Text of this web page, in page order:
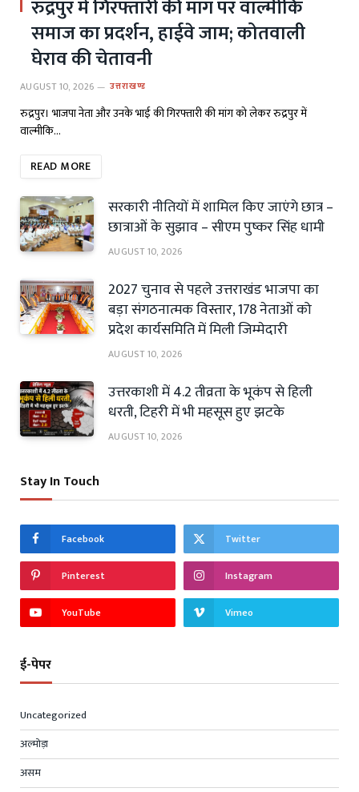
रुद्रपुर में गिरफ्तारी की मांग पर वाल्मीकि
समाज का प्रदर्शन, हाईवे जाम; कोतवाली
घेराव की चेतावनी
AUGUST 10, 2026 उत्तराखण्ड
रुद्रपुर। भाजपा नेता और उनके भाई की गिरफ्तारी की मांग को लेकर रुद्रपुर में
वाल्मीकि…
READ MORE
सरकारी नीतियों में शामिल किए जाएंगे छात्र –
छात्राओं के सुझाव – सीएम पुष्कर सिंह धामी
AUGUST 10, 2026
2027 चुनाव से पहले उत्तराखंड भाजपा का
बड़ा संगठनात्मक विस्तार, 178 नेताओं को
प्रदेश कार्यसमिति में मिली जिम्मेदारी
AUGUST 10, 2026
उत्तरकाशी में 4.2 तीव्रता के भूकंप से हिली
धरती, टिहरी में भी महसूस हुए झटके
AUGUST 10, 2026
Stay In Touch
Facebook Twitter
Pinterest Instagram
YouTube Vimeo
ई-पेपर
Uncategorized
अल्मोड़ा
असम